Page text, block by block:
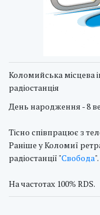
Коломийська місцева
радіостанція
День народження - 8
Тісно співпрацює з
Раніше у Коломиї
радіостанції "Свобода".
На частотах 100% RDS.